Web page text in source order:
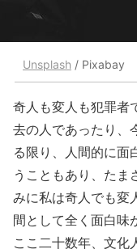
Unsplash / Pixabay
奇人も変人も犯罪者
去の人であったり、
る限り、人間的に面
うこともあり、たま
みに私は奇人でも変
間として全く面白味
ここ二十数年、文化